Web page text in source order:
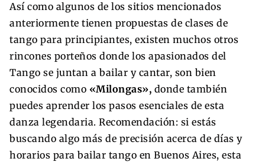
Así como algunos de los sitios mencionados
anteriormente tienen propuestas de clases de
tango para principiantes, existen muchos otros
rincones porteños donde los apasionados del
Tango se juntan a bailar y cantar, son bien
conocidos como «Milongas», donde también
puedes aprender los pasos esenciales de esta
danza legendaria. Recomendación: si estás
buscando algo más de precisión acerca de días y
horarios para bailar tango en Buenos Aires, esta